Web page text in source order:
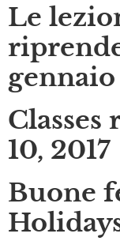
Le
gennaio
Classes
10, 2017
Buone